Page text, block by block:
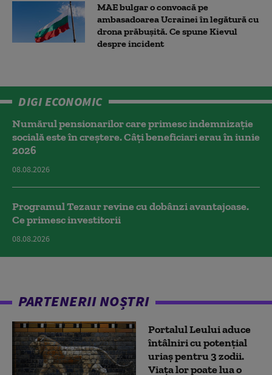
MAE bulgar o convoacă pe
ambasadoarea Ucrainei în legătură cu
drona prăbuşită. Ce spune Kievul
despre incident
DIGI ECONOMIC
Numărul pensionarilor care primesc indemnizaţie
socială este în creștere. Câți beneficiari erau în iunie
2026
08.08.2026
Programul Tezaur revine cu dobânzi avantajoase.
Ce primesc investitorii
08.08.2026
PARTENERII NOȘTRI
Portalul Leului aduce
întâlniri cu potențial
uriaș pentru 3 zodii.
Viața lor poate lua o